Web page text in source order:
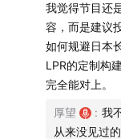
长三角和珠
贪婪是做趋
播客必问
我觉得节目还
容，而是建议
如何规避日本
LPR的定制构
完全能对上。
厚望 : 我
从来没见过